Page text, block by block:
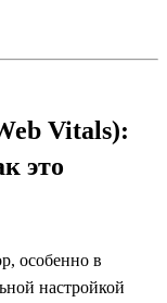
Vitals):
это
особенно в
настройкой